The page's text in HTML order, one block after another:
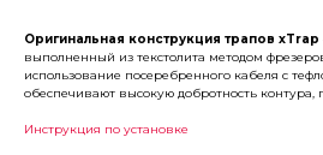
Оригинальная конструкция трапов xTrap
выполненный из текстолита методом
использование посеребренного кабеля с
обеспечивают высокую добротность контура,
Инструкция по установке